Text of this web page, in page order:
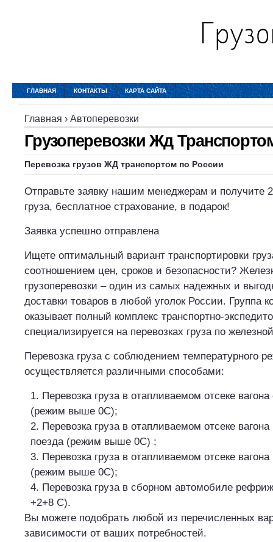
ГЛАВНАЯ КОНТАКТЫ КАРТА САЙТА
Главная › Автоперевозки
Грузоперевозки Жд
Перевозка грузов ЖД транспортом по России
Отправьте заявку нашим менеджерам и получите
груза, бесплатное страхование, в подарок!
Заявка успешно отправлена
Ищете оптимальный вариант транспортировки
соотношением цен, сроков и безопасности?
грузоперевозки – один из самых надежных и
доставки товаров в любой уголок России. Группа
оказывает полный комплекс транспортно-
специализируется на перевозках груза по
Перевозка груза с соблюдением температурного
осуществляется различными способами:
Перевозка груза в отапливаемом отсеке вагона
(режим выше 0С);
Перевозка груза в отапливаемом отсеке вагона
поезда (режим выше 0С) ;
Перевозка груза в отапливаемом отсеке вагона
(режим выше 0С);
Перевозка груза в сборном автомобиле
+2+8 С).
Вы можете подобрать любой из перечисленных
зависимости от ваших потребностей.